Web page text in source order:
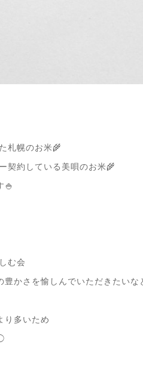
札幌のお米🌾
契約している美唄のお米🌾
🍚
む会
豊かさを愉しんでいただきたい
り多いため